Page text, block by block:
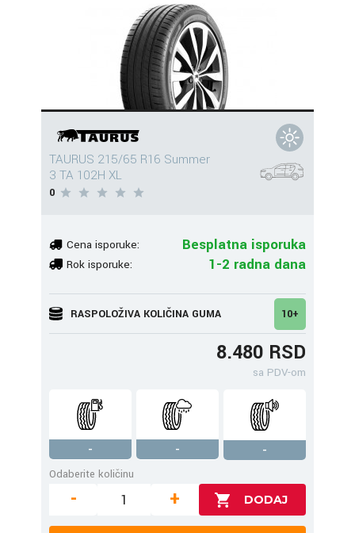
TAURUS 215/65 R16 Summer
3 TA 102H XL
0
Cena isporuke: Besplatna isporuka
Rok isporuke: 1-2 radna dana
RASPOLOŽIVA KOLIČINA GUMA 10+
8.480 RSD
sa PDV-om
- -
-
Odaberite količinu
- +